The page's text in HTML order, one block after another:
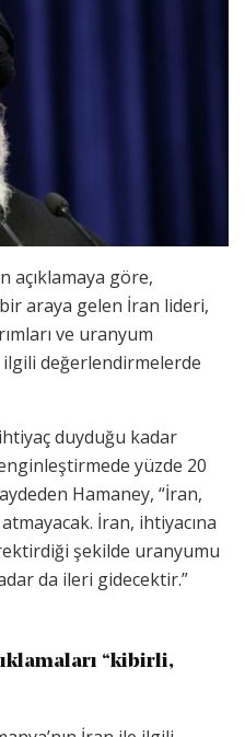
açıklamaya göre,
araya gelen İran lideri,
ve uranyum
değerlendirmelerde
duyduğu kadar
yüzde 20
Hamaney, “İran,
İran, ihtiyacına
şekilde uranyumu
da ileri gidecektir.”
“kibirli,